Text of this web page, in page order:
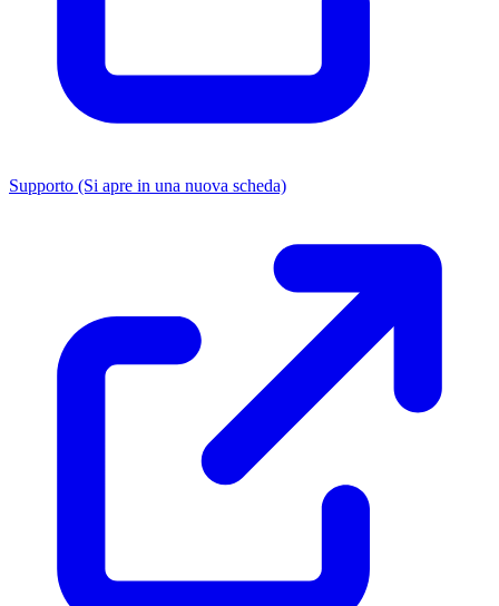
Supporto (Si apre in una nuova scheda)